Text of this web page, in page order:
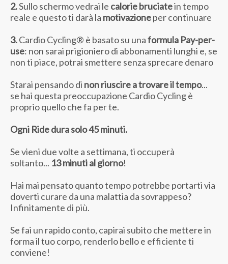
2.Sullo schermo vedrai le calorie bruciatein tempo
reale e questo ti darà la motivazioneper continuare
3.Cardio Cycling® è basato su unaformula Pay-per-
use: non sarai prigioniero di abbonamenti lunghi e, se
non ti piace, potrai smettere senza sprecare denaro
Starai pensando di non riuscire a trovare il tempo...
se hai questa preoccupazione Cardio Cycling è
proprio quello che fa per te.
Ogni Ride dura solo 45 minuti.
Se vieni due volte a settimana, ti occuperà
soltanto... 13 minuti al giorno!
Hai mai pensato quanto tempo potrebbe portarti via
doverti curare da una malattia da sovrappeso?
Infinitamente di più.
Se fai un rapido conto, capirai subito che mettere in
forma il tuo corpo, renderlo bello e efficiente ti
conviene!